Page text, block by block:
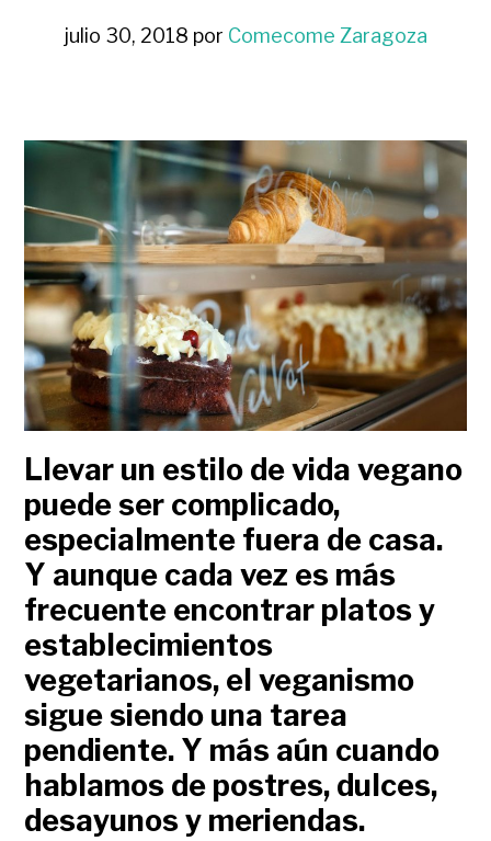
julio 30, 2018 por Comecome Zaragoza
Llevar un estilo de vida vegano
puede ser complicado,
especialmente fuera de casa.
Y aunque cada vez es más
frecuente encontrar platos y
establecimientos
vegetarianos, el veganismo
sigue siendo una tarea
pendiente. Y más aún cuando
hablamos de postres, dulces,
desayunos y meriendas.